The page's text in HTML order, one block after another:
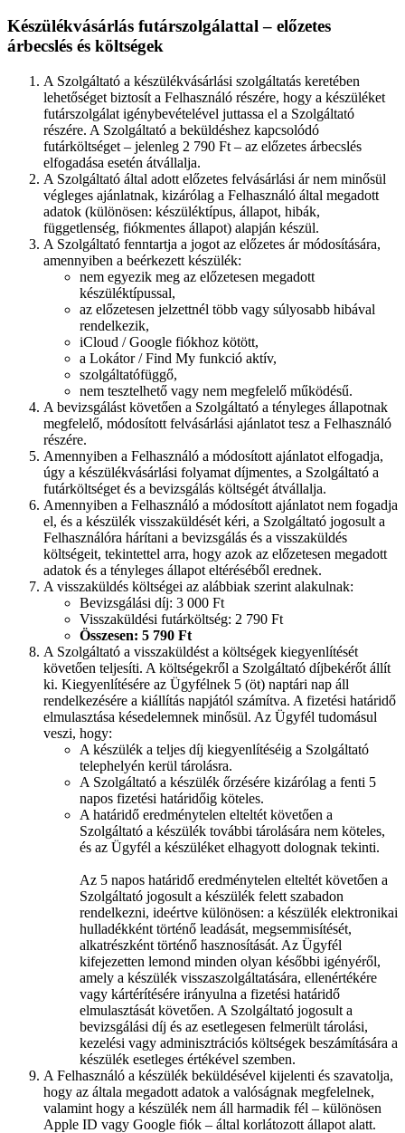
Készülékvásárlás futárszolgálattal – előzetes
árbecslés és költségek
A Szolgáltató a készülékvásárlási szolgáltatás keretében
lehetőséget biztosít a Felhasználó részére, hogy a készüléket
futárszolgálat igénybevételével juttassa el a Szolgáltató
részére. A Szolgáltató a beküldéshez kapcsolódó
futárköltséget – jelenleg 2 790 Ft – az előzetes árbecslés
elfogadása esetén átvállalja.
A Szolgáltató által adott előzetes felvásárlási ár nem minősül
végleges ajánlatnak, kizárólag a Felhasználó által megadott
adatok (különösen: készüléktípus, állapot, hibák,
függetlenség, fiókmentes állapot) alapján készül.
A Szolgáltató fenntartja a jogot az előzetes ár módosítására,
amennyiben a beérkezett készülék:
nem egyezik meg az előzetesen megadott
készüléktípussal,
az előzetesen jelzettnél több vagy súlyosabb hibával
rendelkezik,
iCloud / Google fiókhoz kötött,
a Lokátor / Find My funkció aktív,
szolgáltatófüggő,
nem tesztelhető vagy nem megfelelő működésű.
A bevizsgálást követően a Szolgáltató a tényleges állapotnak
megfelelő, módosított felvásárlási ajánlatot tesz a Felhasználó
részére.
Amennyiben a Felhasználó a módosított ajánlatot elfogadja,
úgy a készülékvásárlási folyamat díjmentes, a Szolgáltató a
futárköltséget és a bevizsgálás költségét átvállalja.
Amennyiben a Felhasználó a módosított ajánlatot nem fogadja
el, és a készülék visszaküldését kéri, a Szolgáltató jogosult a
Felhasználóra hárítani a bevizsgálás és a visszaküldés
költségeit, tekintettel arra, hogy azok az előzetesen megadott
adatok és a tényleges állapot eltéréséből erednek.
A visszaküldés költségei az alábbiak szerint alakulnak:
Bevizsgálási díj: 3 000 Ft
Visszaküldési futárköltség: 2 790 Ft
Összesen: 5 790 Ft
A Szolgáltató a visszaküldést a költségek kiegyenlítését
követően teljesíti. A költségekről a Szolgáltató díjbekérőt állít
ki. Kiegyenlítésére az Ügyfélnek 5 (öt) naptári nap áll
rendelkezésére a kiállítás napjától számítva. A fizetési határidő
elmulasztása késedelemnek minősül. Az Ügyfél tudomásul
veszi, hogy:
A készülék a teljes díj kiegyenlítéséig a Szolgáltató
telephelyén kerül tárolásra.
A Szolgáltató a készülék őrzésére kizárólag a fenti 5
napos fizetési határidőig köteles.
A határidő eredménytelen elteltét követően a
Szolgáltató a készülék további tárolására nem köteles,
és az Ügyfél a készüléket elhagyott dolognak tekinti.
Az 5 napos határidő eredménytelen elteltét követően a
Szolgáltató jogosult a készülék felett szabadon
rendelkezni, ideértve különösen: a készülék elektronikai
hulladékként történő leadását, megsemmisítését,
alkatrészként történő hasznosítását. Az Ügyfél
kifejezetten lemond minden olyan későbbi igényéről,
amely a készülék visszaszolgáltatására, ellenértékére
vagy kártérítésére irányulna a fizetési határidő
elmulasztását követően. A Szolgáltató jogosult a
bevizsgálási díj és az esetlegesen felmerült tárolási,
kezelési vagy adminisztrációs költségek beszámítására a
készülék esetleges értékével szemben.
A Felhasználó a készülék beküldésével kijelenti és szavatolja,
hogy az általa megadott adatok a valóságnak megfelelnek,
valamint hogy a készülék nem áll harmadik fél – különösen
Apple ID vagy Google fiók – által korlátozott állapot alatt.